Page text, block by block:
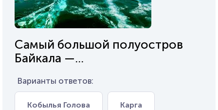
Самый большой полуостров
Байкала —...
Варианты ответов:
Кобылья Голова Карга